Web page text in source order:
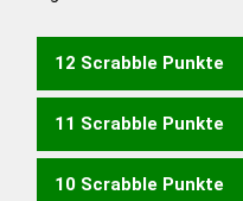
Universalwörterbuch
12 Scrabble Punkte
PAKETS PAKTES
11 Scrabble Punkte
PAKET PAKTE PAKTS
10 Scrabble Punkte